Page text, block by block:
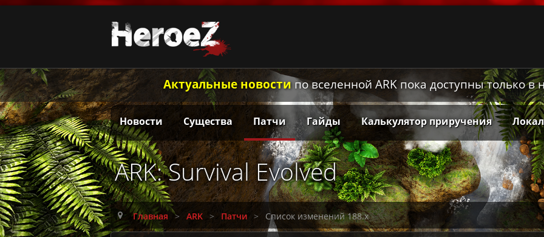
Актуальные новостипо вселенной ARK пока доступны только
Новости Существа Патчи Гайды Калькулятор приручения
ARK: Survival Evolved
Главная > ARK > Патчи > Список изменений 188.x